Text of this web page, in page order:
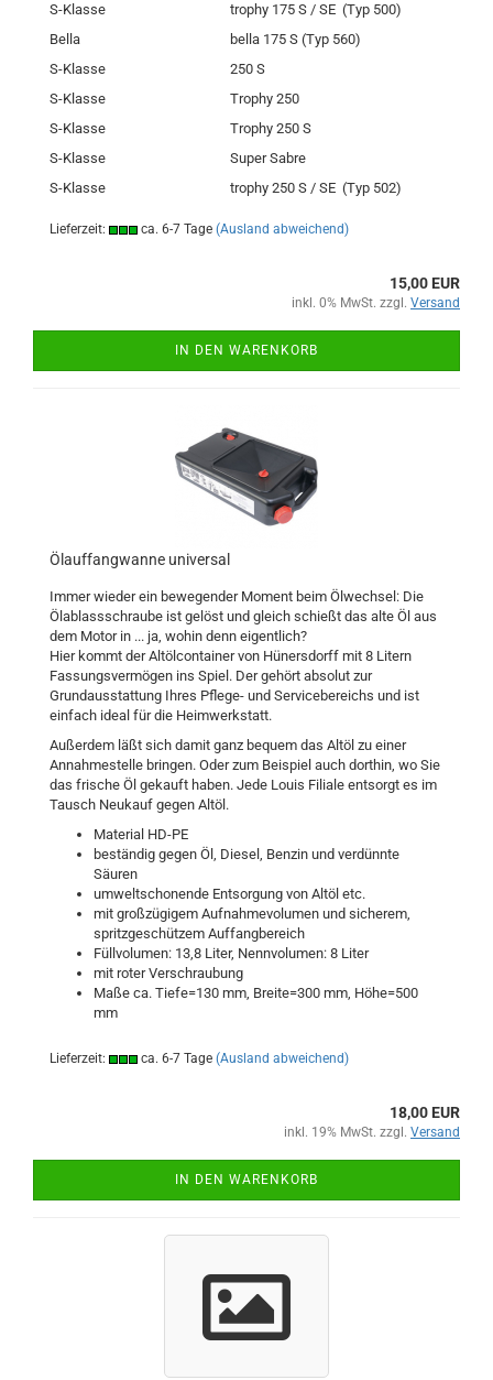
S-Klasse
trophy 175 S / SE (Typ 500)
Bella
bella 175 S (Typ 560)
S-Klasse
250 S
S-Klasse
Trophy 250
S-Klasse
Trophy 250 S
S-Klasse
Super Sabre
S-Klasse
trophy 250 S / SE (Typ 502)
Lieferzeit: ca. 6-7 Tage (Ausland abweichend)
15,00 EUR
inkl. 0% MwSt. zzgl. Versand
IN DEN WARENKORB
Ölauffangwanne universal
Immer wieder ein bewegender Moment beim Ölwechsel: Die
Ölablassschraube ist gelöst und gleich schießt das alte Öl aus
dem Motor in ... ja, wohin denn eigentlich?
Hier kommt der Altölcontainer von Hünersdorff mit 8 Litern
Fassungsvermögen ins Spiel. Der gehört absolut zur
Grundausstattung Ihres Pflege- und Servicebereichs und ist
einfach ideal für die Heimwerkstatt.
Außerdem läßt sich damit ganz bequem das Altöl zu einer
Annahmestelle bringen. Oder zum Beispiel auch dorthin, wo Sie
das frische Öl gekauft haben. Jede Louis Filiale entsorgt es im
Tausch Neukauf gegen Altöl.
Material HD-PE
beständig gegen Öl, Diesel, Benzin und verdünnte
Säuren
umweltschonende Entsorgung von Altöl etc.
mit großzügigem Aufnahmevolumen und sicherem,
spritzgeschützem Auffangbereich
Füllvolumen: 13,8 Liter, Nennvolumen: 8 Liter
mit roter Verschraubung
Maße ca. Tiefe=130 mm, Breite=300 mm, Höhe=500
mm
Lieferzeit: ca. 6-7 Tage (Ausland abweichend)
18,00 EUR
inkl. 19% MwSt. zzgl. Versand
IN DEN WARENKORB